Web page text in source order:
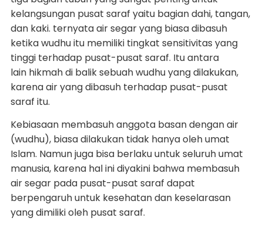
kelangsungan pusat saraf yaitu bagian dahi, tangan,
dan kaki. ternyata air segar yang biasa dibasuh
ketika wudhu itu memiliki tingkat sensitivitas yang
tinggi terhadap pusat-pusat saraf. Itu antara
lain hikmah di balik sebuah wudhu yang dilakukan,
karena air yang dibasuh terhadap pusat-pusat
saraf itu.
Kebiasaan membasuh anggota basan dengan air
(wudhu), biasa dilakukan tidak hanya oleh umat
Islam. Namun juga bisa berlaku untuk seluruh umat
manusia, karena hal ini diyakini bahwa membasuh
air segar pada pusat-pusat saraf dapat
berpengaruh untuk kesehatan dan keselarasan
yang dimiliki oleh pusat saraf.